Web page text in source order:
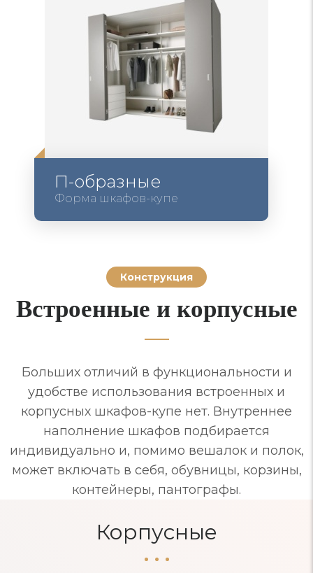
П-образные
Форма шкафов-купе
Конструкция
Встроенные и корпусные
Больших отличий в функциональности и
удобстве использования встроенных и
корпусных шкафов-купе нет. Внутреннее
наполнение шкафов подбирается
индивидуально и, помимо вешалок и полок,
может включать в себя, обувницы, корзины,
контейнеры, пантографы.
Корпусные